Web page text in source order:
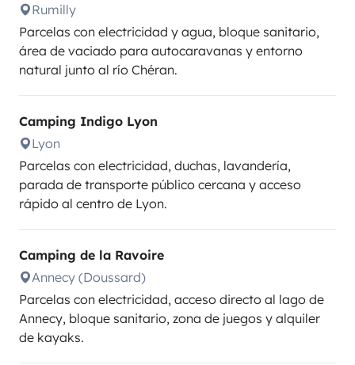
Rumilly
Parcelas con electricidad y agua, bloque sanitario,
área de vaciado para autocaravanas y entorno
natural junto al río Chéran.
Camping Indigo Lyon
Lyon
Parcelas con electricidad, duchas, lavandería,
parada de transporte público cercana y acceso
rápido al centro de Lyon.
Camping de la Ravoire
Annecy (Doussard)
Parcelas con electricidad, acceso directo al lago de
Annecy, bloque sanitario, zona de juegos y alquiler
de kayaks.